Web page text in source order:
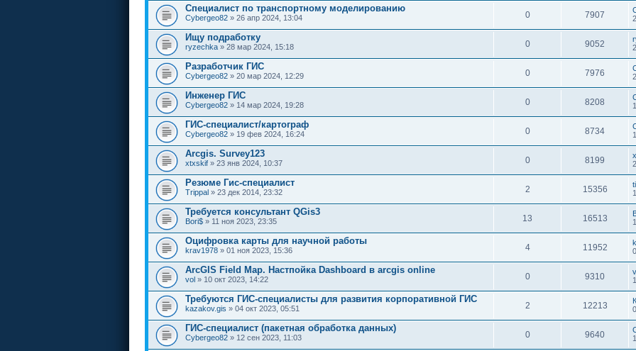
Cпециалист по транспортному моделированию
Cybergeo82 » 26 апр 2024, 13:04 0 7907
Ищу подработку
ryzechka » 28 мар 2024, 15:18 0 9052
Разработчик ГИС
Cybergeo82 » 20 мар 2024, 12:29 0 7976
Инженер ГИС
Cybergeo82 » 14 мар 2024, 19:28 0 8208
ГИС-специалист/картограф
Cybergeo82 » 19 фев 2024, 16:24 0 8734
Arcgis. Survey123
xtxskif » 23 янв 2024, 10:37 0 8199
Резюме Гис-специалист
Trippal » 23 дек 2014, 23:32 2 15356
Требуется консультант QGis3
Bori$ » 11 ноя 2023, 23:35 13 16513
Оцифровка карты для научной работы
krav1978 » 01 ноя 2023, 15:36 4 11952
ArcGIS Field Map. Настпойка Dashboard в arcgis online
vol » 10 окт 2023, 14:22 0 9310
Требуются ГИС-специалисты для развития корпоративной ГИС
kazakov.gis » 04 окт 2023, 05:51 2 12213
ГИС-специалист (пакетная обработка данных)
Cybergeo82 » 12 сен 2023, 11:03 0 9640